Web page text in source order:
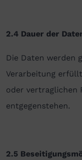
2.4 Dauer der
Die Daten werden
Verarbeitung
oder vertraglichen
entgegenstehen.
2.5